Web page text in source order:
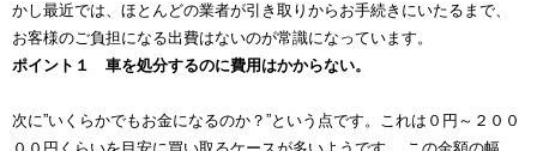
かし最近では、ほとんどの業者が引き取りからお手続きにいたるまで、
お客様のご負担になる出費はないのが常識になっています。
ポイント１ 車を処分するのに費用はかからない。
次に”いくらかでもお金になるのか？”という点です。これは０円～２００